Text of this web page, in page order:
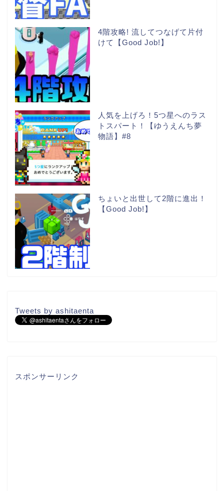
4階攻略! 流してつなげて片付
けて【Good Job!】
人気を上げろ！5つ星へのラス
トスパート！【ゆうえんち夢
物語】#8
ちょいと出世して2階に進出！
【Good Job!】
Tweets by ashitaenta
スポンサーリンク